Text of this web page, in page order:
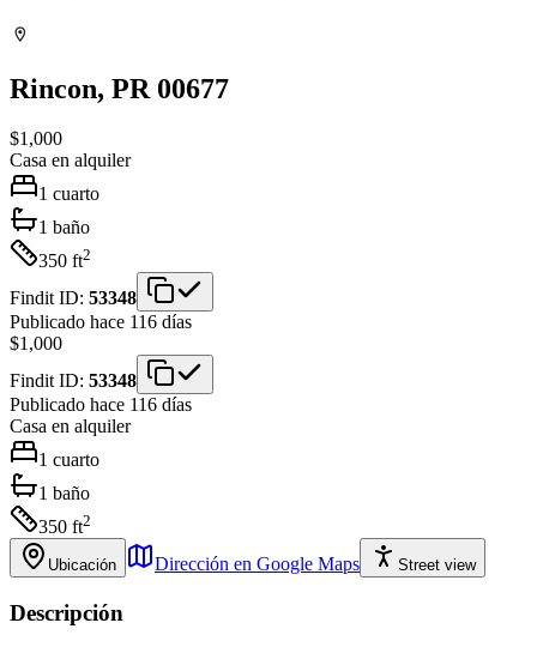
Rincon, PR 00677
$1,000
Casa en alquiler
1 cuarto
1 baño
350 ft2
Findit ID: 53348
Publicado hace 116 días
$1,000
Findit ID: 53348
Publicado hace 116 días
Casa en alquiler
1 cuarto
1 baño
350 ft2
Ubicación Dirección en Google Maps Street view
Descripción